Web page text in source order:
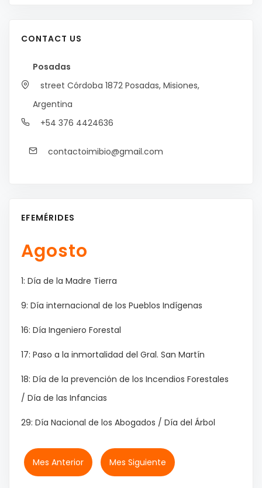
CONTACT US
Posadas
street Córdoba 1872 Posadas, Misiones,
Argentina
+54 376 4424636
contactoimibio@gmail.com
EFEMÉRIDES
Agosto
1: Día de la Madre Tierra
9: Día internacional de los Pueblos Indígenas
16: Día Ingeniero Forestal
17: Paso a la inmortalidad del Gral. San Martín
18: Día de la prevención de los Incendios Forestales
/ Día de las Infancias
29: Día Nacional de los Abogados / Día del Árbol
Mes Anterior Mes Siguiente